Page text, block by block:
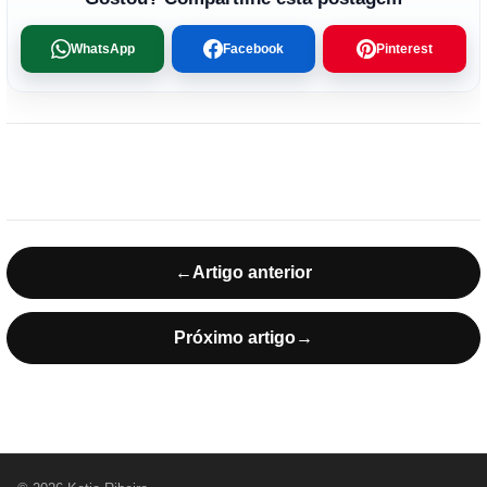
WhatsApp Facebook Pinterest
← Artigo anterior
Próximo artigo→